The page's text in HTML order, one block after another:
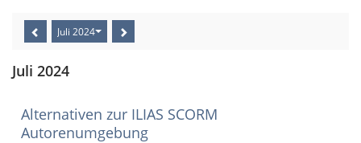
Juli 2024
Juli 2024
Alternativen zur ILIAS SCORM
Autorenumgebung